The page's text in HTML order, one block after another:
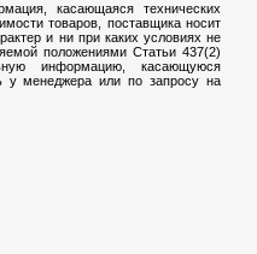
касающаяся технических
товаров, поставщика носит
и ни при каких условиях не
положениями Статьи 437(2)
информацию, касающуюся
у менеджера или по запросу на